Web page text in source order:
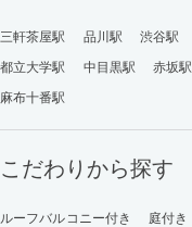
三軒茶屋駅 品川駅 渋谷駅
都立大学駅
中目黒駅 赤坂駅
麻布十番駅
こだわりから探す
ルーフバルコニー付き 庭付き